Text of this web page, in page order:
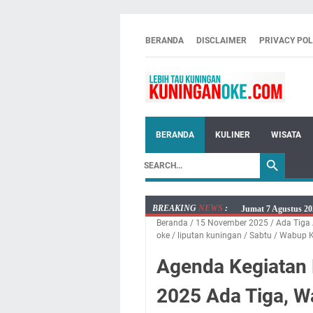
BERANDA DISCLAIMER PRIVACY
BERANDA KULINER WISATA
BREAKING NEWS :
Jumat 7 Agustus
Embun Pagi
Salat Lima Waktu
Menenangkan, Ini
Nobar Final Piala
Beranda / 15 November 2025 / Ada Tiga
oke / liputan kuningan / Sabtu / Wabup
Agenda
2025 Ada Tiga,